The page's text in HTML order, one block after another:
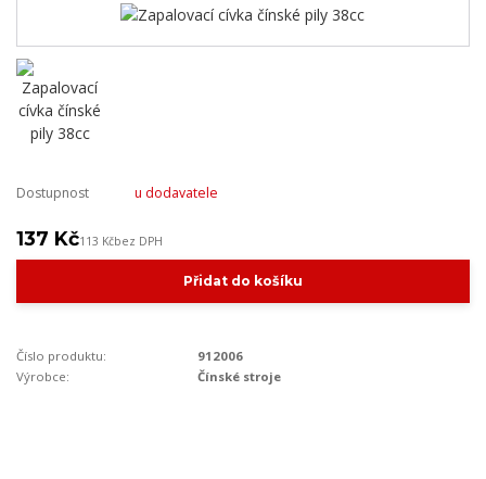
Dostupnost u dodavatele
137 Kč113 Kčbez DPH
Přidat do košíku
Číslo produktu:
912006
Výrobce:
Čínské stroje